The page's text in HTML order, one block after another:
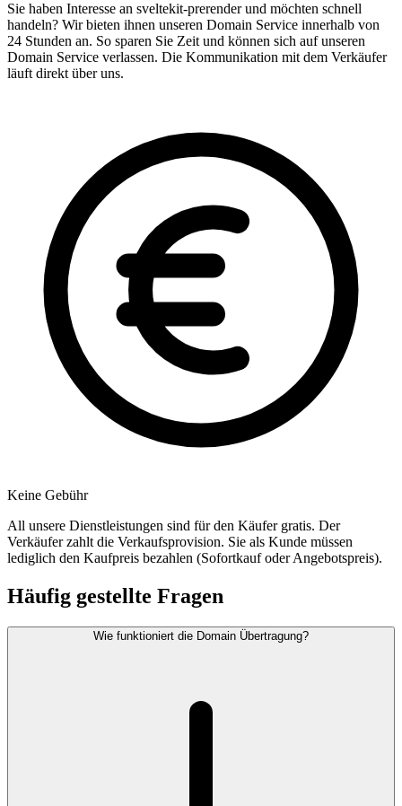
Sie haben Interesse an sveltekit-prerender und möchten schnell
handeln? Wir bieten ihnen unseren Domain Service innerhalb von
24 Stunden an. So sparen Sie Zeit und können sich auf unseren
Domain Service verlassen. Die Kommunikation mit dem Verkäufer
läuft direkt über uns.
Keine Gebühr
All unsere Dienstleistungen sind für den Käufer gratis. Der
Verkäufer zahlt die Verkaufsprovision. Sie als Kunde müssen
lediglich den Kaufpreis bezahlen (Sofortkauf oder Angebotspreis).
Häufig gestellte Fragen
Wie funktioniert die Domain Übertragung?